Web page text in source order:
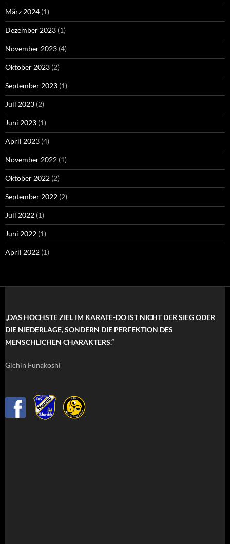
März 2024 (1)
Dezember 2023 (1)
November 2023 (4)
Oktober 2023 (2)
September 2023 (1)
Juli 2023 (2)
Juni 2023 (1)
April 2023 (4)
November 2022 (1)
Oktober 2022 (2)
September 2022 (2)
Juli 2022 (1)
Juni 2022 (1)
April 2022 (1)
„DAS HÖCHSTE ZIEL IM KARATE-DO IST NICHT DER SIEG ODER
DIE NIEDERLAGE, SONDERN DIE PERFEKTION DES
MENSCHLICHEN CHARAKTERS.“
Gichin Funakoshi